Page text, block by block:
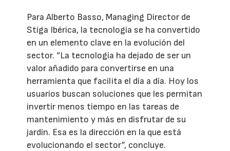
Para Alberto Basso, Managing Director de
Stiga Ibérica, la tecnología se ha convertido
en un elemento clave en la evolución del
sector. “La tecnología ha dejado de ser un
valor añadido para convertirse en una
herramienta que facilita el día a día. Hoy los
usuarios buscan soluciones que les permitan
invertir menos tiempo en las tareas de
mantenimiento y más en disfrutar de su
jardín. Esa es la dirección en la que está
evolucionando el sector”, concluye.